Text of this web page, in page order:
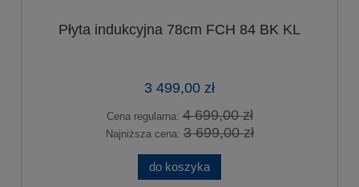
Płyta indukcyjna 78cm FCH 84 BK KL
3 499,00 zł
Cena regularna:4 699,00 zł
Najniższa cena:3 699,00 zł
do koszyka